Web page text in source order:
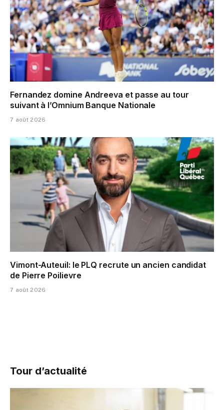
Fernandez domine Andreeva et passe au tour
suivant à l’Omnium Banque Nationale
7 août 2026
Vimont-Auteuil: le PLQ recrute un ancien candidat
de Pierre Poilievre
7 août 2026
Tour d’actualité